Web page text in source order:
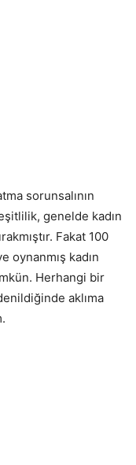
sorunsalının
genelde kadın
Fakat 100
oynanmış kadın
Herhangi bir
aklıma